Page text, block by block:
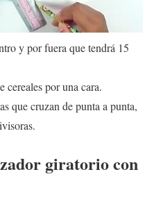
y por fuera que tendrá 15
cereales por una cara.
que cruzan de punta a punta,
giratorio con